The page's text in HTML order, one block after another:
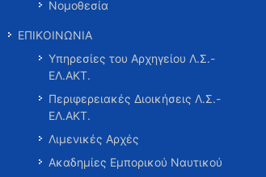
Νομοθεσία
ΕΠΙΚΟΙΝΩΝΙΑ
Υπηρεσίες του Αρχηγείου Λ.Σ.-
ΕΛ.ΑΚΤ.
Περιφερειακές Διοικήσεις Λ.Σ.-
ΕΛ.ΑΚΤ.
Λιμενικές Αρχές
Ακαδημίες Εμπορικού Ναυτικού